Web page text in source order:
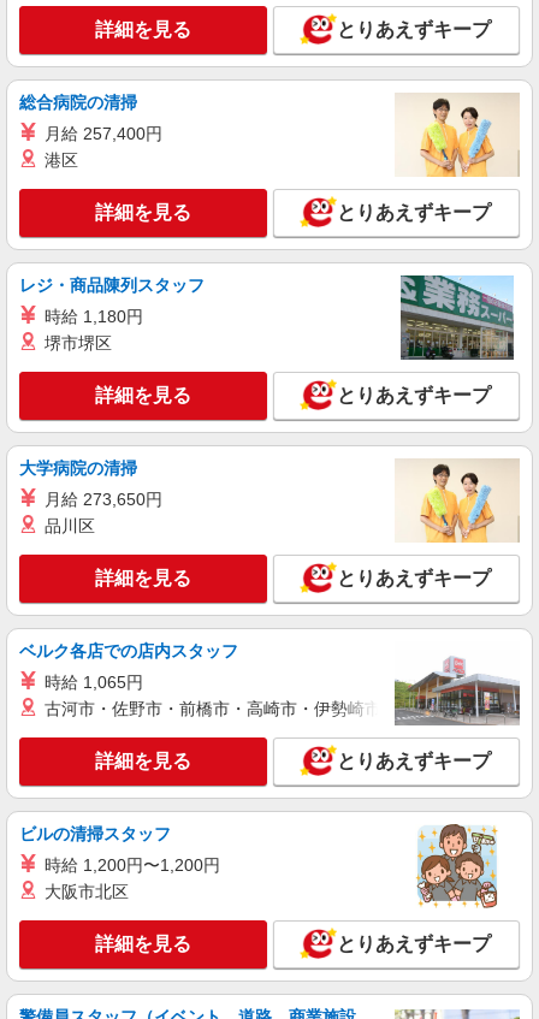
キープ 詳細を見る
株式会社kotrio /●TK-H-1855128
岩宿駅＊看護助手(資格経験不問)募集♪食事配
時給1500円〜2125円 ＜日払い有/週払い有/交
通費全支給(ガソリン代含む)＞
みどり市【岩宿駅】
キープ 詳細を見る
派遣社員
岩宿駅近く＊綺麗な病院で看護助手デビュー♪
無資格・未経験OK
時給1500円〜2125円 ＜日払い有/週払い有/交
キープ 詳細を見る
派遣社員
株式会社kotrio /●TK-H-2014366
≪岩宿駅≫年齢不問！０からスタートでも活躍
時給1500円〜2125円 ＜日払い有/週払い有/交
みどり市【岩宿駅】
キープ 詳細を見る
派遣社員
株式会社kotrio /●TK-H-2099693
＜高時給＞岩宿駅近くの病院で安定した働き方
を★看護助手♪
時給1400円〜2125円 ＜日払い有/週払い有/交
通費全支給(ガソリン代含む)＞
詳細を見る とりあえずキープ
総合病院の清掃
月給 257,400円
港区
詳細を見る とりあえずキープ
レジ・商品陳列スタッフ
時給 1,180円
堺市堺区
詳細を見る とりあえずキープ
大学病院の清掃
月給 273,650円
品川区
詳細を見る とりあえずキープ
ベルク各店での店内スタッフ
時給 1,065円
古河市・佐野市・前橋市・高崎市・伊勢崎市・太田市・館林市
詳細を見る とりあえずキープ
ビルの清掃スタッフ
時給 1,200円〜1,200円
大阪市北区
詳細を見る とりあえずキープ